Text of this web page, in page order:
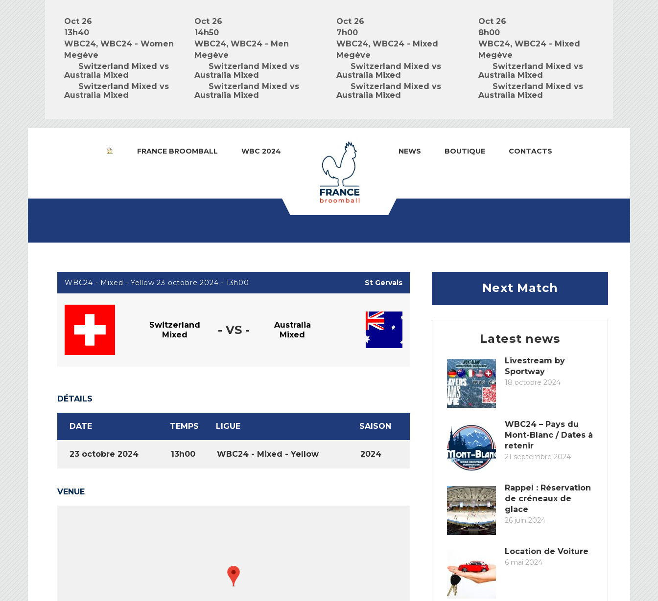
Oct 26
13h40
WBC24, WBC24 - Women
Megève
Switzerland Mixed vs
Australia Mixed
Switzerland Mixed vs
Australia Mixed
Oct 26
14h50
WBC24, WBC24 - Men
Megève
Switzerland Mixed vs
Australia Mixed
Switzerland Mixed vs
Australia Mixed
Oct 26
7h00
WBC24, WBC24 - Mixed
Megève
Switzerland Mixed vs
Australia Mixed
Switzerland Mixed vs
Australia Mixed
Oct 26
8h00
WBC24, WBC24 - Mixed
Megève
Switzerland Mixed vs
Australia Mixed
Switzerland Mixed vs
Australia Mixed
FRANCE BROOMBALL WBC 2024 NEWS BOUTIQUE CONTACTS
WBC24 - Mixed - Yellow 23 octobre 2024 - 13h00 St Gervais
Switzerland
Mixed
- VS -
Australia
Mixed
DÉTAILS
DATE TEMPS LIGUE SAISON
23 octobre 2024 13h00 WBC24 - Mixed - Yellow 2024
VENUE
Next Match
Latest news
Livestream by
Sportway
18 octobre 2024
WBC24 – Pays du
Mont-Blanc / Dates à
retenir
21 septembre 2024
Rappel : Réservation
de créneaux de
glace
26 juin 2024
Location de Voiture
6 mai 2024